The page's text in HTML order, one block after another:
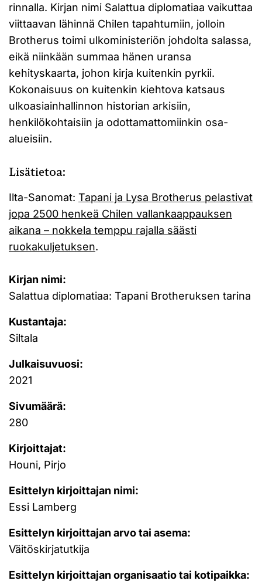
rinnalla. Kirjan nimi Salattua diplomatiaa vaikuttaa
viittaavan lähinnä Chilen tapahtumiin, jolloin
Brotherus toimi ulkoministeriön johdolta salassa,
eikä niinkään summaa hänen uransa
kehityskaarta, johon kirja kuitenkin pyrkii.
Kokonaisuus on kuitenkin kiehtova katsaus
ulkoasiainhallinnon historian arkisiin,
henkilökohtaisiin ja odottamattomiinkin osa-
alueisiin.
Lisätietoa:
Ilta-Sanomat: Tapani ja Lysa Brotherus pelastivat
jopa 2500 henkeä Chilen vallankaappauksen
aikana – nokkela temppu rajalla säästi
ruokakuljetuksen.
Kirjan nimi:
Salattua diplomatiaa: Tapani Brotheruksen tarina
Kustantaja:
Siltala
Julkaisuvuosi:
2021
Sivumäärä:
280
Kirjoittajat:
Houni, Pirjo
Esittelyn kirjoittajan nimi:
Essi Lamberg
Esittelyn kirjoittajan arvo tai asema:
Väitöskirjatutkija
Esittelyn kirjoittajan organisaatio tai kotipaikka: